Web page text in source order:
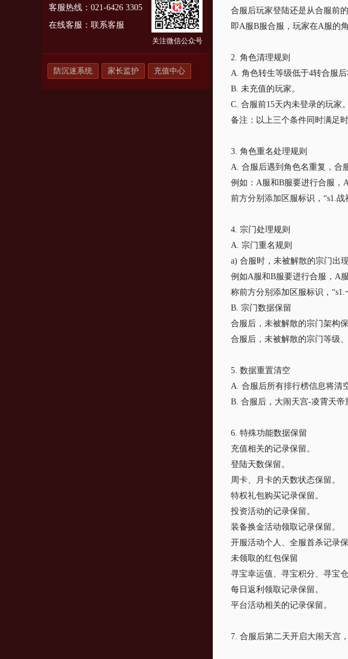
客服热线：021-6426 3305
在线客服： 联系客服
关注微信公众号
防沉迷系统 家长监护 充值中心
合服后玩家登陆还是从合服前
即A服B服合服，玩家在A服的
2. 角色清理规则
A. 角色转生等级低于4转合服后
B. 未充值的玩家。
C. 合服前15天内未登录的玩家。
备注：以上三个条件同时满足
3. 角色重名处理规则
A. 合服后遇到角色名重复，合
例如：A服和B服要进行合服，
前方分别添加区服标识，“s1.战
4. 宗门处理规则
A. 宗门重名规则
a) 合服时，未被解散的宗门出
例如A服和B服要进行合服，A
称前方分别添加区服标识，“s1.
B. 宗门数据保留
合服后，未被解散的宗门架构保
合服后，未被解散的宗门等级
5. 数据重置清空
A. 合服后所有排行榜信息将清
B. 合服后，大闹天宫-凌霄天帝
6. 特殊功能数据保留
充值相关的记录保留。
登陆天数保留。
周卡、月卡的天数状态保留。
特权礼包购买记录保留。
投资活动的记录保留。
装备换金活动领取记录保留。
开服活动个人、全服首杀记录
未领取的红包保留
寻宝幸运值、寻宝积分、寻宝仓
每日返利领取记录保留。
平台活动相关的记录保留。
7. 合服后第二天开启大闹天宫